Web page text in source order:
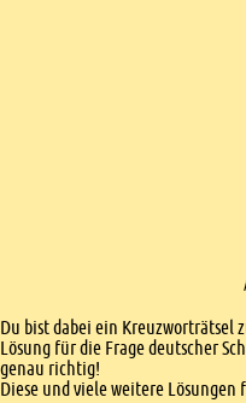
Einleitung
Du bist dabei ein Kreuzworträtsel
Lösung für die Frage deutscher
genau richtig!
Diese und viele weitere Lösungen